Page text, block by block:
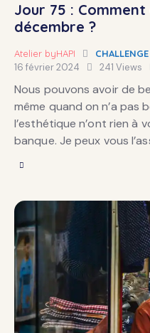
Jour 75 :
décembre ?
Atelier byHAPI
16 février 2024 241 Views
Nous pouvons avoir de
même quand on n’a pas
l’esthétique n’ont rien à
banque. Je peux vous